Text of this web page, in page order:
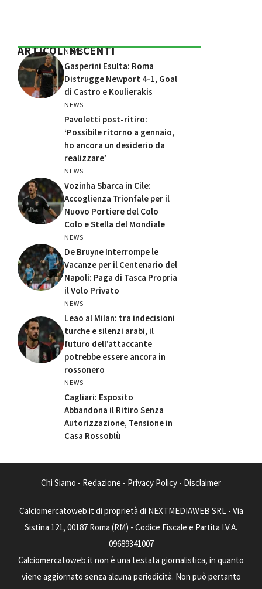
ARTICOLI RECENTI
NEWS
Gasperini Esulta: Roma
Distrugge Newport 4-1, Goal
di Castro e Koulierakis
NEWS
Pavoletti post-ritiro:
‘Possibile ritorno a gennaio,
ho ancora un desiderio da
realizzare’
NEWS
Vozinha Sbarca in Cile:
Accoglienza Trionfale per il
Nuovo Portiere del Colo
Colo e Stella del Mondiale
NEWS
De Bruyne Interrompe le
Vacanze per il Centenario del
Napoli: Paga di Tasca Propria
il Volo Privato
NEWS
Leao al Milan: tra indecisioni
turche e silenzi arabi, il
futuro dell’attaccante
potrebbe essere ancora in
rossonero
NEWS
Cagliari: Esposito
Abbandona il Ritiro Senza
Autorizzazione, Tensione in
Casa Rossoblù
Chi Siamo - Redazione - Privacy Policy - Disclaimer
Calciomercatoweb.it di proprietà di NEXTMEDIAWEB SRL - Via
Sistina 121, 00187 Roma (RM) - Codice Fiscale e Partita I.V.A.
09689341007
Calciomercatoweb.it non è una testata giornalistica, in quanto
viene aggiornato senza alcuna periodicità. Non può pertanto